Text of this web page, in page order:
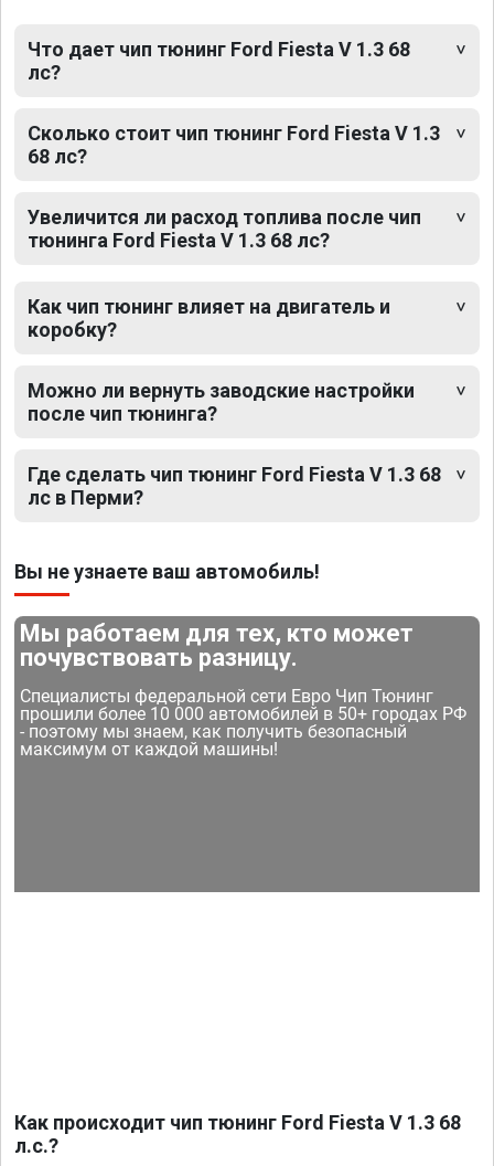
Что дает чип тюнинг Ford Fiesta V 1.3 68
лс?
Сколько стоит чип тюнинг Ford Fiesta V 1.3
68 лс?
Увеличится ли расход топлива после чип
тюнинга Ford Fiesta V 1.3 68 лс?
Как чип тюнинг влияет на двигатель и
коробку?
Можно ли вернуть заводские настройки
после чип тюнинга?
Где сделать чип тюнинг Ford Fiesta V 1.3 68
лс в Перми?
Вы не узнаете ваш автомобиль!
Мы работаем для тех, кто может
почувствовать разницу.
Специалисты федеральной сети Евро Чип Тюнинг
прошили более 10 000 автомобилей в 50+ городах РФ
- поэтому мы знаем, как получить безопасный
максимум от каждой машины!
Как происходит чип тюнинг Ford Fiesta V 1.3 68
л.с.?